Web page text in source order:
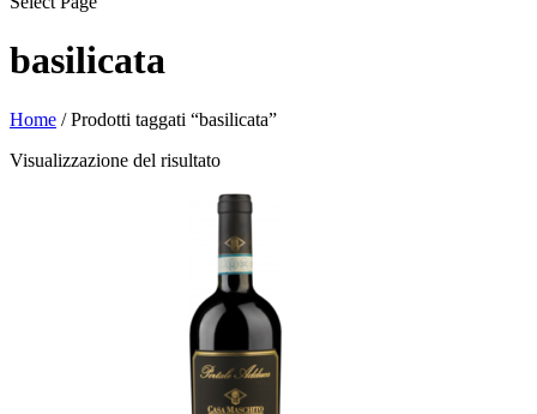
basilicata
Home / Prodotti taggati “basilicata”
Visualizzazione del risultato